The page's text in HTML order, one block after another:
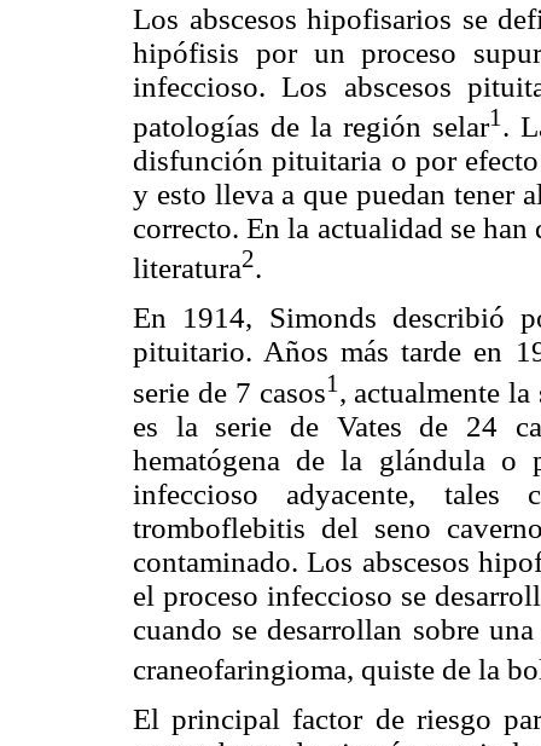
Los abscesos hipofisarios se
hipófisis por un proceso
infeccioso. Los abscesos
patologías de la región selar1 .
disfunción pituitaria o por
y esto lleva a que puedan tener
correcto. En la actualidad se
literatura2.
En 1914, Simonds describió
pituitario. Años más tarde en
serie de 7 casos1 , actualmente
es la serie de Vates de 24
hematógena de la glándula o
infeccioso adyacente, tales
tromboflebitis del seno
contaminado. Los abscesos
el proceso infeccioso se
cuando se desarrollan sobre
craneofaringioma, quiste de la
El principal factor de riesgo